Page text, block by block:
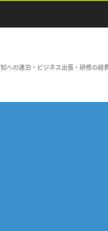
の連泊・ビジネス出張・研修の経